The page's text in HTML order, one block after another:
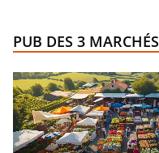
PUB DES 3 MARCHÉS